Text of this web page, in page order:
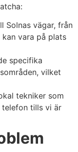
Solnas vägar, från
vara på plats
specifika
vilket
tekniker som
tills vi är